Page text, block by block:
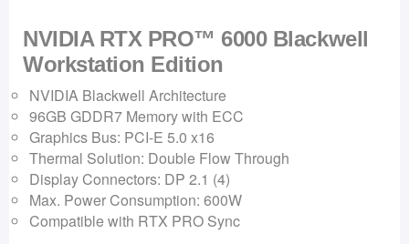
NVIDIA RTX PRO™ 6000 Blackwell
Workstation Edition
NVIDIA Blackwell Architecture
96GB GDDR7 Memory with ECC
Graphics Bus: PCI-E 5.0 x16
Thermal Solution: Double Flow Through
Display Connectors: DP 2.1 (4)
Max. Power Consumption: 600W
Compatible with RTX PRO Sync